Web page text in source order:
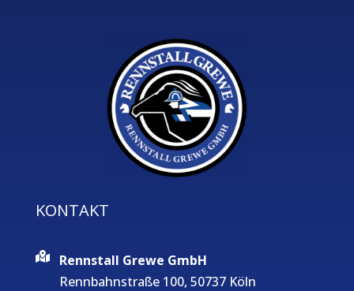
KONTAKT
Rennstall Grewe GmbH
Rennbahnstraße 100, 50737 Köln